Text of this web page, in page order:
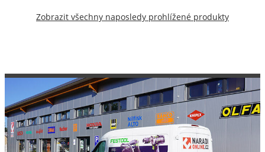
Zobrazit všechny naposledy prohlížené produkty